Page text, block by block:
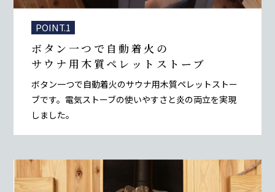
POINT.1
ボタン一つで自動着火の
サウナ用木質ペレットストーブ
ボタン一つで自動着火のサウナ用木質ペレットストー
ブです。電気ストーブの使いやすさと炎の両立を実現
しました。